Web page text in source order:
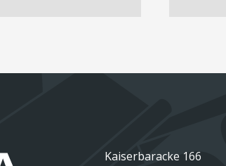
Kaiserbaracke 166